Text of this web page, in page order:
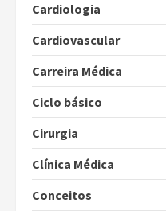
Cardiologia
Cardiovascular
Carreira Médica
Ciclo básico
Cirurgia
Clínica Médica
Conceitos